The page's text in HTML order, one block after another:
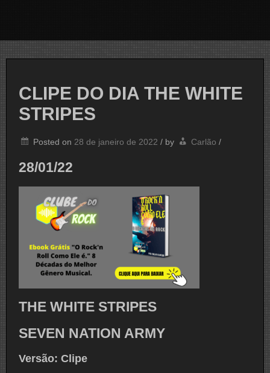
CLIPE DO DIA THE WHITE
STRIPES
Posted on 28 de janeiro de 2022 / by Carlão /
28/01/22
THE WHITE STRIPES
SEVEN NATION ARMY
Versão: Clipe